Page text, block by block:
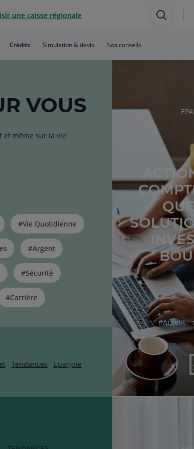
une caisse régionale
Crédits Simulation & devis Nos conseils
VOUS
et même sur la vie
#Vie Quotidienne
#Argent
#Sécurité
#Carrière
Tendances
Epargne
hashtag
#Argent